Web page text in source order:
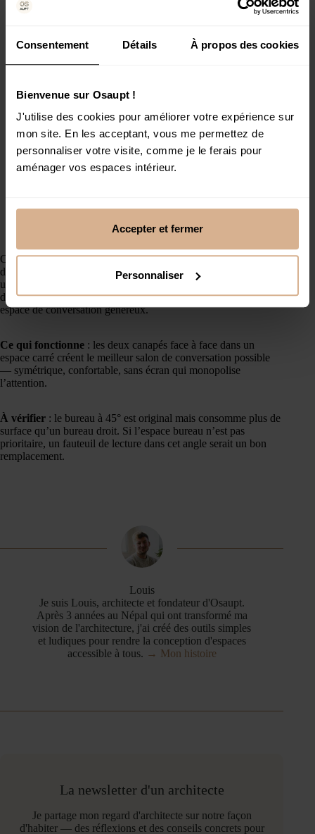
Consentement Détails À propos des cookies
Bienvenue sur Osaupt !
J'utilise des cookies pour améliorer votre expérience sur
mon site. En les acceptant, vous me permettez de
personnaliser votre visite, comme je le ferais pour
aménager vos espaces intérieur.
Accepter et fermer
Personnaliser
Ce salon de 24.75m2 bénéficie d’une double orientation et
d’une forme presque carrée. L’entrée par double porte mène à
un bureau positionné à 45 degrés, profitant de la fenêtre
d’angle. Le salon carré avec deux canapés face à face crée un
espace de conversation généreux.
Ce qui fonctionne : les deux canapés face à face dans un
espace carré créent le meilleur salon de conversation possible
— symétrique, confortable, sans écran qui monopolise
l’attention.
À vérifier : le bureau à 45° est original mais consomme plus de
surface qu’un bureau droit. Si l’espace bureau n’est pas
prioritaire, un fauteuil de lecture dans cet angle serait un bon
remplacement.
Louis
Je suis Louis, architecte et fondateur d'Osaupt.
Après 3 années au Népal qui ont transformé ma
vision de l'architecture, j'ai créé des outils simples
et ludiques pour rendre la conception d'espaces
accessible à tous. → Mon histoire
La newsletter d'un architecte
Je partage mon regard d'architecte sur notre façon
d'habiter — des réflexions et des conseils concrets pour